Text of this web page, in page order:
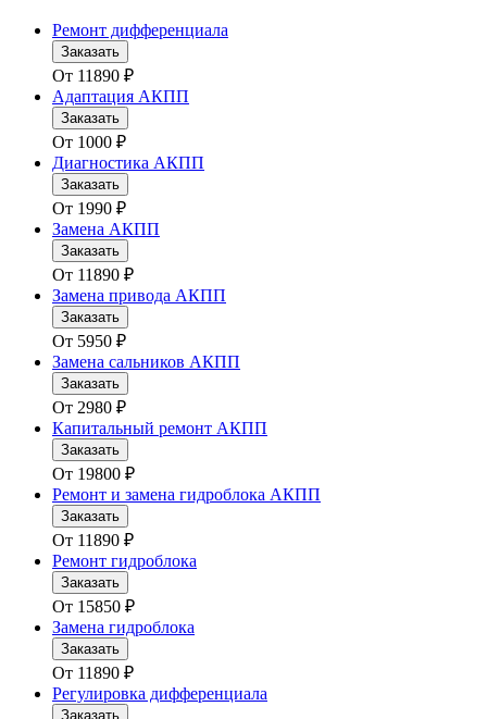
Ремонт дифференциала
Заказать
От 11890 ₽
Адаптация АКПП
Заказать
От 1000 ₽
Диагностика АКПП
Заказать
От 1990 ₽
Замена АКПП
Заказать
От 11890 ₽
Замена привода АКПП
Заказать
От 5950 ₽
Замена сальников АКПП
Заказать
От 2980 ₽
Капитальный ремонт АКПП
Заказать
От 19800 ₽
Ремонт и замена гидроблока АКПП
Заказать
От 11890 ₽
Ремонт гидроблока
Заказать
От 15850 ₽
Замена гидроблока
Заказать
От 11890 ₽
Регулировка дифференциала
Заказать